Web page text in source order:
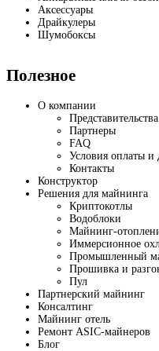
Аксессуары
Драйкулеры
Шумобоксы
Полезное
О компании
Представительства
Партнеры
FAQ
Условия оплаты и
Контакты
Конструктор
Решения для майнинга
Криптокотлы
Водоблоки
Майнинг-
Иммерсионное
Промышленный
Прошивка и
Пул
Партнерский майнинг
Консалтинг
Майнинг отель
Ремонт ASIC-майнеров
Блог